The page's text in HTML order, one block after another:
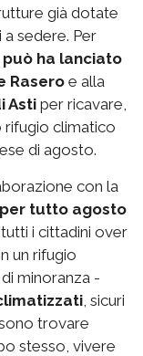
già dotate
sedere. Per
può ha lanciato
Rasero e alla
Asti per ricavare,
rifugio climatico
di agosto.
con la
tutto agosto
i cittadini over
un rifugio
minoranza -
, sicuri
trovare
stesso, vivere